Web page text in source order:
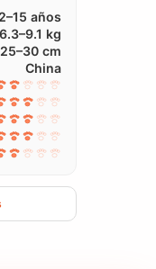
años
6.3–9.1 kg
25–30 cm
China